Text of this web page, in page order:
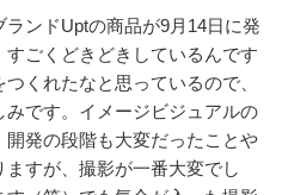
ンドUptの商品が9月14日に発
ごくどきどきしているんです
くれたなと思っているので、
です。イメージビジュアルの
発の段階も大変だったことや
すが、撮影が一番大変でし